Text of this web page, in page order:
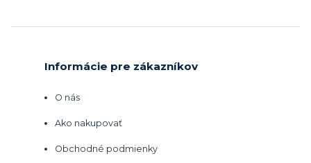
Informácie pre zákazníkov
O nás
Ako nakupovať
Obchodné podmienky